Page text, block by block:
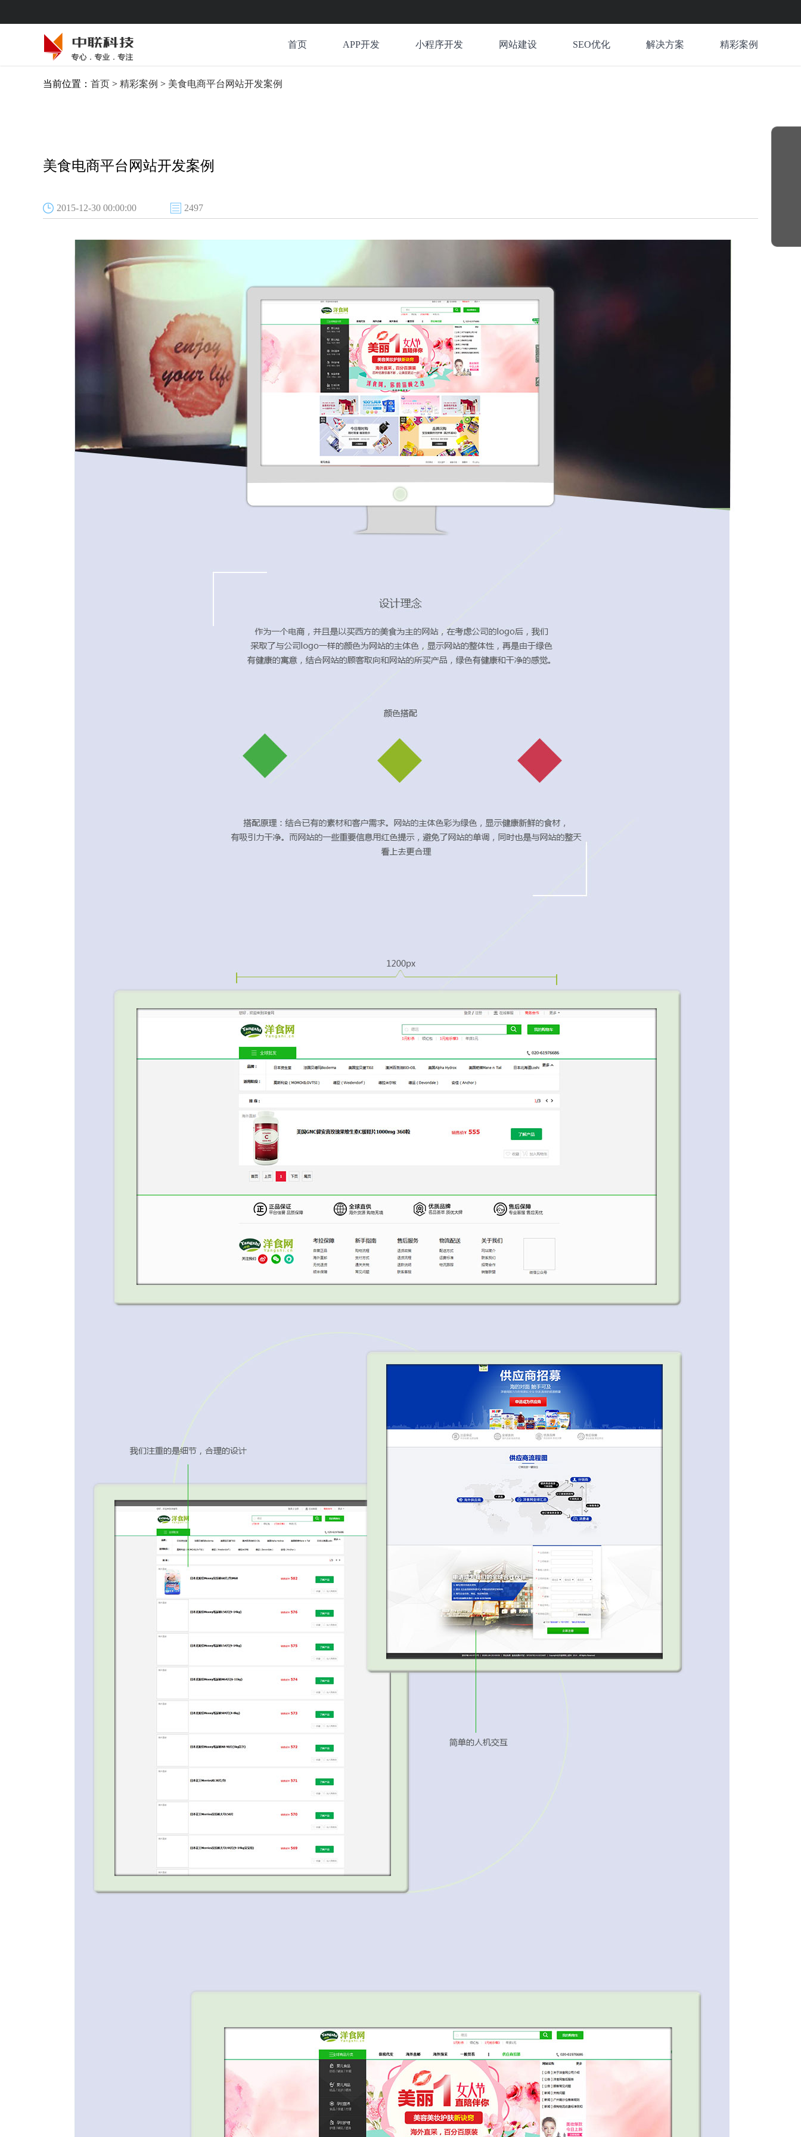
首页 APP开发 小程序开发 网站建设 SEO优化 解决方案 精彩案例
当前位置： 首页 > 精彩案例 > 美食电商平台网站开发案例
美食电商平台网站开发案例
2015-12-30 00:00:00 2497